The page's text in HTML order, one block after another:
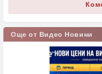
Още от Видео Новини